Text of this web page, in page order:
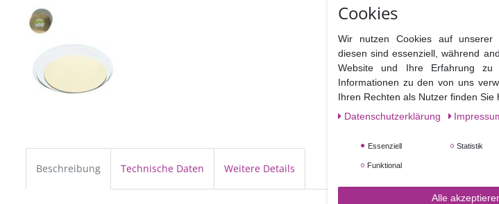
Beschreibung Technische Daten Weitere Details
Cookies
Wir nutzen Cookies auf unserer
diesen sind essenziell, während
Website und Ihre Erfahrung zu
Informationen zu den von uns
Ihren Rechten als Nutzer finden Sie
Daten­schutz­erklärung
Essenziell Statistik
Funktional
Alle